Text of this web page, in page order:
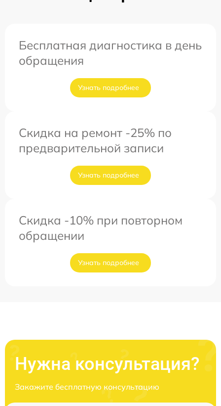
Бесплатная диагностика в день
обращения
Узнать подробнее
Скидка на ремонт -25% по
предварительной записи
Узнать подробнее
Скидка -10% при повторном
обращении
Узнать подробнее
Нужна консультация?
Закажите бесплатную консультацию